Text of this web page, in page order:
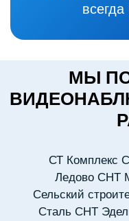
МЫ
СТ Комплекс
Ледово СНТ
Сельский
Сталь СНТ